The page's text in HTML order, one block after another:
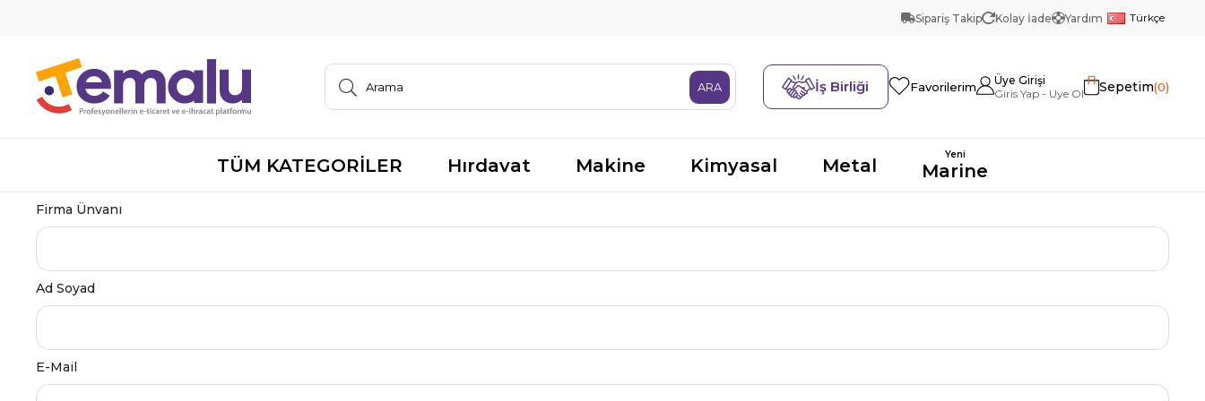
Sipariş Takip Kolay İade Yardım Türkçe
İş Birliği Favorilerim Üye Girişi Sepetim 0
TÜM KATEGORİLER Hırdavat Makine Kimyasal Metal Yeni
Marine
Firma Ünvanı
Ad Soyad
E-Mail